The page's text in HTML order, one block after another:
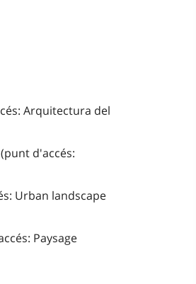
Arquitectura del
d'accés:
Urban landscape
Paysage